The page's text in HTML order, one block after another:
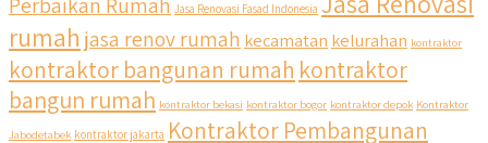
Jasa Renovasi Fasad Indonesia
rumah jasa renov rumah kecamatan kelurahan kontraktor
kontraktor bangunan rumah kontraktor
bangun rumah kontraktor bekasi kontraktor bogor kontraktor depok Kontraktor
Jabodetabek kontraktor jakarta Kontraktor Pembangunan